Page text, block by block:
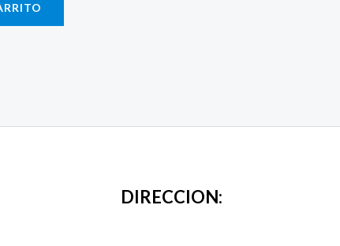
DIRECCION: